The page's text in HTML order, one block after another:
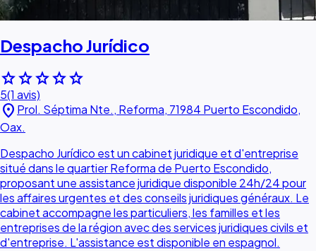
Despacho Jurídico
starstarstarstarstar
5(1 avis)
location_on Prol. Séptima Nte., Reforma, 71984 Puerto Escondido,
Oax.
Despacho Jurídico est un cabinet juridique et d'entreprise
situé dans le quartier Reforma de Puerto Escondido,
proposant une assistance juridique disponible 24h/24 pour
les affaires urgentes et des conseils juridiques généraux. Le
cabinet accompagne les particuliers, les familles et les
entreprises de la région avec des services juridiques civils et
d'entreprise. L'assistance est disponible en espagnol.